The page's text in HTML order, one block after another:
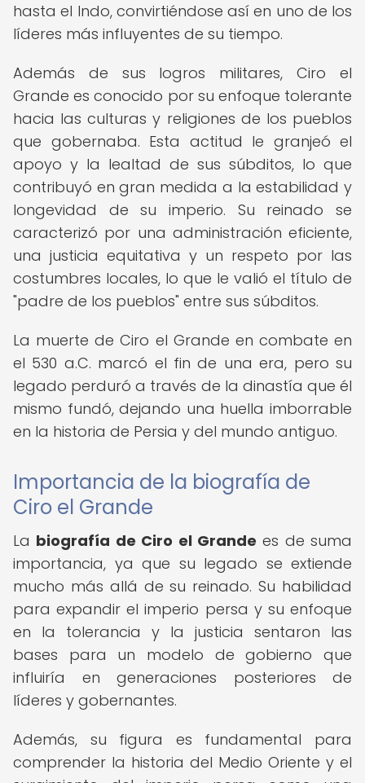
hasta el Indo, convirtiéndose así en uno de los
líderes más influyentes de su tiempo.
Además de sus logros militares, Ciro el
Grande es conocido por su enfoque tolerante
hacia las culturas y religiones de los pueblos
que gobernaba. Esta actitud le granjeó el
apoyo y la lealtad de sus súbditos, lo que
contribuyó en gran medida a la estabilidad y
longevidad de su imperio. Su reinado se
caracterizó por una administración eficiente,
una justicia equitativa y un respeto por las
costumbres locales, lo que le valió el título de
"padre de los pueblos" entre sus súbditos.
La muerte de Ciro el Grande en combate en
el 530 a.C. marcó el fin de una era, pero su
legado perduró a través de la dinastía que él
mismo fundó, dejando una huella imborrable
en la historia de Persia y del mundo antiguo.
Importancia de la biografía de
Ciro el Grande
La biografía de Ciro el Grande es de suma
importancia, ya que su legado se extiende
mucho más allá de su reinado. Su habilidad
para expandir el imperio persa y su enfoque
en la tolerancia y la justicia sentaron las
bases para un modelo de gobierno que
influiría en generaciones posteriores de
líderes y gobernantes.
Además, su figura es fundamental para
comprender la historia del Medio Oriente y el